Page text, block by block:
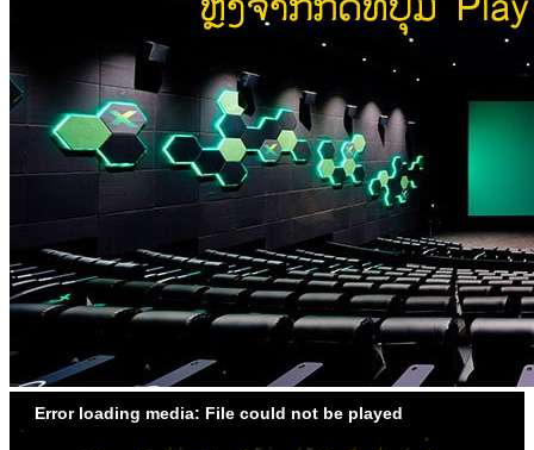
Error loading media: File could not be played